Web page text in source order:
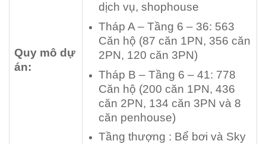
Quy mô dự
án:
dịch vụ, shophouse
Tháp A – Tầng 6 – 36: 563
Căn hộ (87 căn 1PN, 356 căn
2PN, 120 căn 3PN)
Tháp B – Tầng 6 – 41: 778
Căn hộ (200 căn 1PN, 436
căn 2PN, 134 căn 3PN và 8
căn penhouse)
Tầng thượng : Bể bơi và Sky